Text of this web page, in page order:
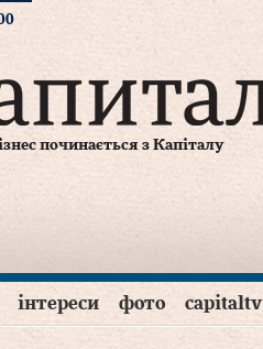
починається з Капіталу
інтереси фото capitaltv